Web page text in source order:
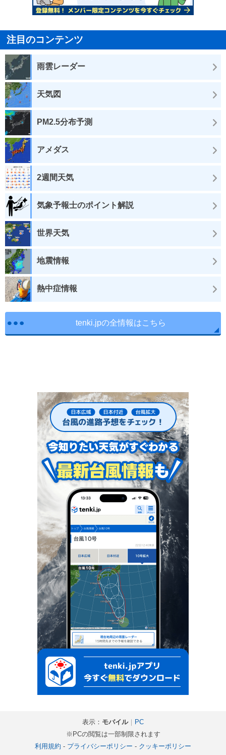
注目のコンテンツ
雨雲レーダー
天気図
PM2.5分布予測
アメダス
2週間天気
気象予報士のポイント解説
世界天気
地震情報
熱中症情報
tenki.jpの全情報はこちら
表示： モバイル｜
PC
※PCの閲覧は一部制限されます
利用規約 - プライバシーポリシー - クッキーポリシー